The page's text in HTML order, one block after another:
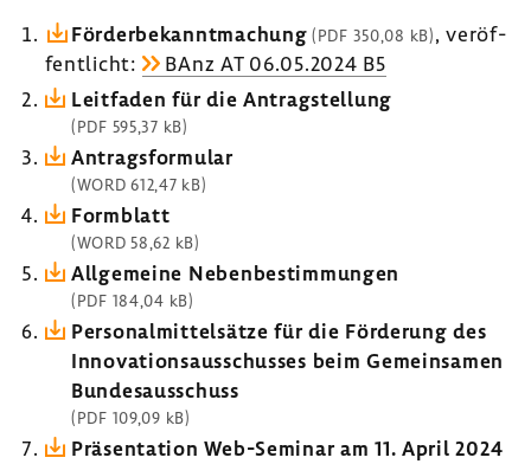
Förder­be­kannt­ma­chung (PDF 350,08 kB), veröf­
fent­licht:
BAnz AT 06.05.2024 B5
Leit­faden für die Antrag­stel­lung
(PDF 595,37 kB)
Antrags­for­mular
(WORD 612,47 kB)
Form­blatt
(WORD 58,62 kB)
Allge­meine Neben­be­stim­mungen
(PDF 184,04 kB)
Perso­nal­mit­tel­sätze für die Förde­rung des
Inno­va­ti­ons­aus­schusses beim Gemein­samen
Bundes­aus­schuss
(PDF 109,09 kB)
Präsen­ta­tion Web-​Seminar am 11. April 2024